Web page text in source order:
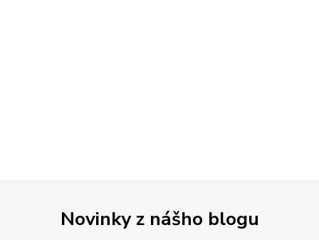
Novinky z nášho blogu